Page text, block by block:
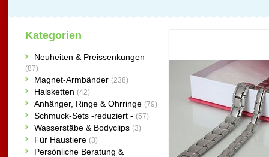
Kategorien
Neuheiten & Preissenkungen
(87)
Magnet-Armbänder (238)
Halsketten (42)
Anhänger, Ringe & Ohrringe (79)
Schmuck-Sets -reduziert - (57)
Wasserstäbe & Bodyclips (3)
Für Haustiere (3)
Persönliche Beratung &